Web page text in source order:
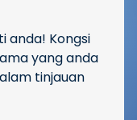
anda! Kongsi
yang anda
tinjauan